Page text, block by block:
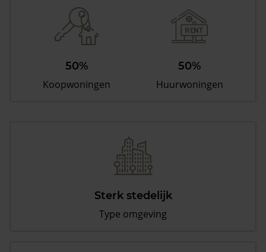
50%
Koopwoningen
50%
Huurwoningen
Sterk stedelijk
Type omgeving